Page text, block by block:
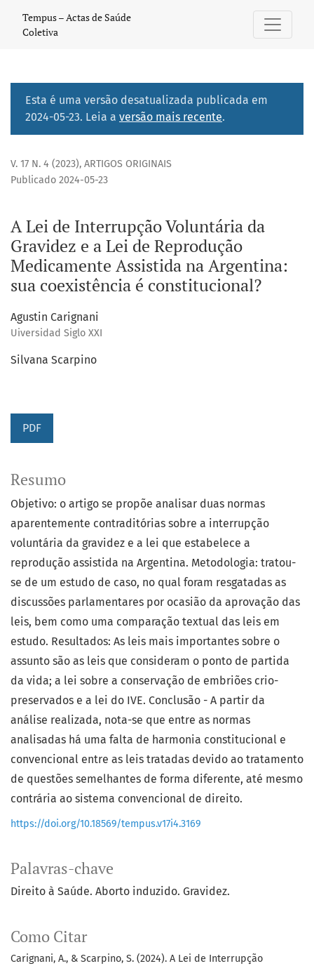
A Lei de Interrupção Voluntária da Gravidez e a Lei de
Tempus – Actas de Saúde
Coletiva
Esta é uma versão desatualizada publicada em
2024-05-23. Leia a versão mais recente.
V. 17 N. 4 (2023), ARTIGOS ORIGINAIS
A Lei de Interrupção Voluntária da
Gravidez e a Lei de Reprodução
Medicamente Assistida na Argentina:
sua coexistência é constitucional?
Publicado 2024-05-23
Agustin Carignani
Uiversidad Siglo XXI
Silvana Scarpino
PDF
Palavras-chave
Direito à Saúde. Aborto induzido. Gravidez.
Como Citar
Carignani, A., & Scarpino, S. (2024). A Lei de Interrupção
Resumo
Objetivo: o artigo se propõe analisar duas normas
aparentemente contraditórias sobre a interrupção
voluntária da gravidez e a lei que estabelece a
reprodução assistida na Argentina. Metodologia: tratou-
se de um estudo de caso, no qual foram resgatadas as
discussões parlamentares por ocasião da aprovação das
leis, bem como uma comparação textual das leis em
estudo. Resultados: As leis mais importantes sobre o
assunto são as leis que consideram o ponto de partida
da vida; a lei sobre a conservação de embriões crio-
preservados e a lei do IVE. Conclusão - A partir da
análise realizada, nota-se que entre as normas
analisadas há uma falta de harmonia constitucional e
convencional entre as leis tratadas devido ao tratamento
de questões semelhantes de forma diferente, até mesmo
contrária ao sistema convencional de direito.
https://doi.org/10.18569/tempus.v17i4.3169